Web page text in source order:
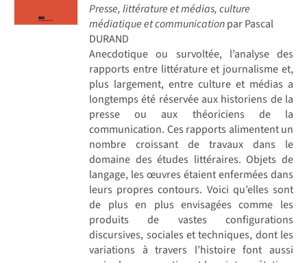
Presse, littérature et médias, culture
médiatique et communicationpar Pascal
DURAND
Anecdotique ou survoltée, l’analyse des
rapports entre littérature et journalisme et,
plus largement, entre culture et médias a
longtemps été réservée aux historiens de la
presse ou aux théoriciens de la
communication. Ces rapports alimentent un
nombre croissant de travaux dans le
domaine des études littéraires. Objets de
langage, les œuvres étaient enfermées dans
leurs propres contours. Voici qu’elles sont
de plus en plus envisagées comme les
produits de vastes configurations
discursives, sociales et techniques, dont les
variations à travers l’histoire font aussi